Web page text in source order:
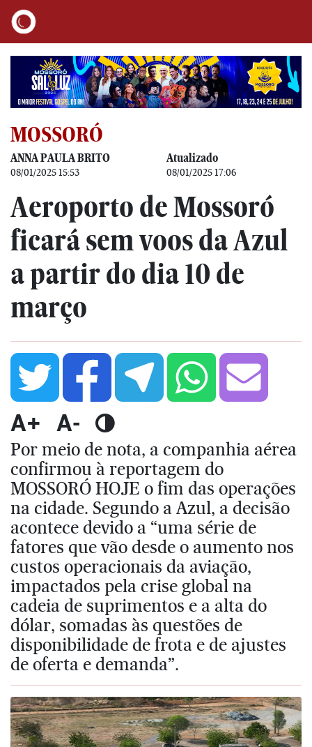
MOSSORÓ
ANNA PAULA BRITO
08/01/2025 15:53
Atualizado
08/01/2025 17:06
Aeroporto de Mossoró
ficará sem voos da Azul
a partir do dia 10 de
março
A+ A-
Por meio de nota, a companhia aérea
confirmou à reportagem do
MOSSORÓ HOJE o fim das operações
na cidade. Segundo a Azul, a decisão
acontece devido a “uma série de
fatores que vão desde o aumento nos
custos operacionais da aviação,
impactados pela crise global na
cadeia de suprimentos e a alta do
dólar, somadas às questões de
disponibilidade de frota e de ajustes
de oferta e demanda”.